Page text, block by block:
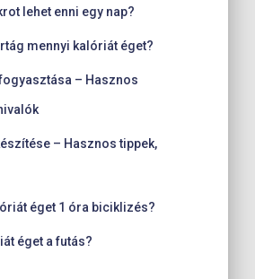
lehet enni egy nap?
mennyi kalóriát éget?
– Hasznos
– Hasznos tippek,
éget 1 óra biciklizés?
éget a futás?